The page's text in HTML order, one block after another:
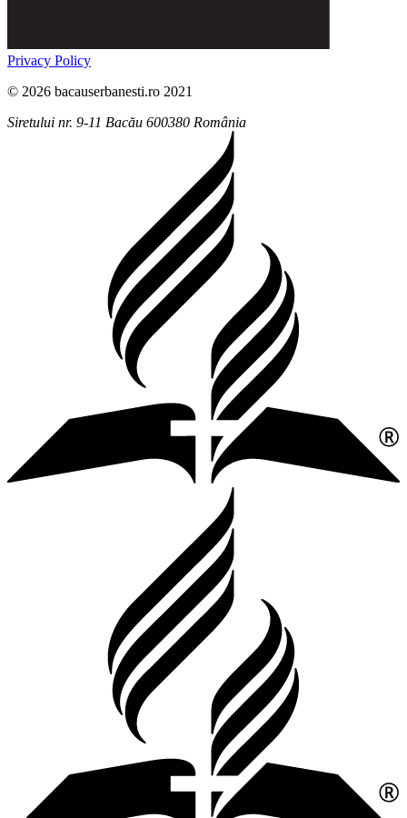
Privacy Policy
© 2026 bacauserbanesti.ro 2021
Siretului nr. 9-11 Bacău 600380 România